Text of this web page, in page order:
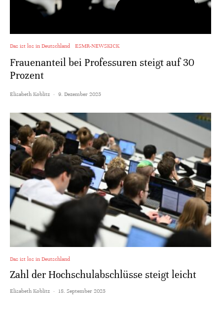
Das ist los in Deutschland ESMR-NEWSKICK
Frauenanteil bei Professuren steigt auf 30
Prozent
Elisabeth Koblitz · 9. Dezember 2025
Das ist los in Deutschland
Zahl der Hochschulabschlüsse steigt leicht
Elisabeth Koblitz · 18. September 2025